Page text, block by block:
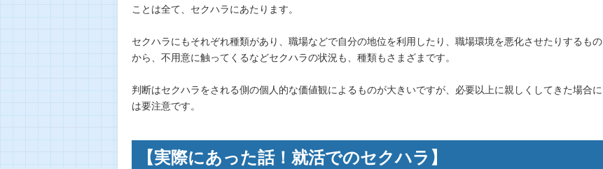
ことは全て、セクハラにあたります。
セクハラにもそれぞれ種類があり、職場などで自分の地位を利用したり、職場環境を悪化させたりするもの
から、不用意に触ってくるなどセクハラの状況も、種類もさまざまです。
判断はセクハラをされる側の個人的な価値観によるものが大きいですが、必要以上に親しくしてきた場合に
は要注意です。
【実際にあった話！就活でのセクハラ】